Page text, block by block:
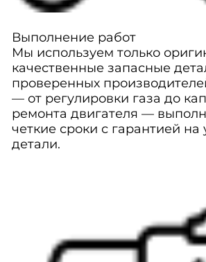
Выполнение работ
Мы используем только
качественные запасные
проверенных
— от регулировки газа до
ремонта двигателя —
четкие сроки с гарантией на
детали.